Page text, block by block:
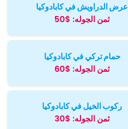
عرض الدراويش في كابادوكيا
ثمن الجوله: $50
حمام تركي في كابادوكيا
ثمن الجوله: $60
ركوب الخيل في كابادوكيا
ثمن الجوله: $30